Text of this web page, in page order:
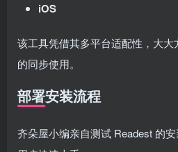
iOS
该工具凭借其多平台适配性，大
的同步使用。
部署安装流程
齐朵屋小编亲自测试 Readest 的